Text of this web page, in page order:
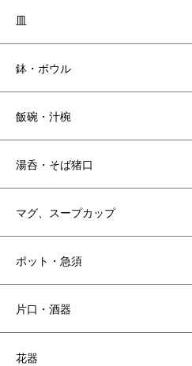
皿
鉢・ボウル
飯碗・汁椀
湯呑・そば猪口
マグ、スープカップ
ポット・急須
片口・酒器
花器